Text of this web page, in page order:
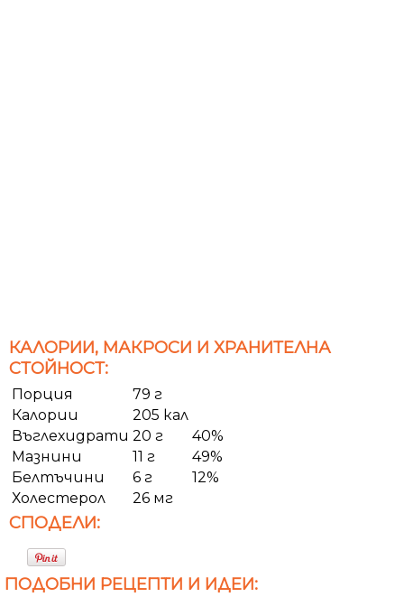
КАЛОРИИ, МАКРОСИ И ХРАНИТЕЛНА
СТОЙНОСТ:
Порция
79 г
Калории
205 кал
Въглехидрати 20 г
40%
Мазнини
11 г
49%
Белтъчини
6 г
12%
Холестерол
26 мг
СПОДЕЛИ:
ПОДОБНИ РЕЦЕПТИ И ИДЕИ: